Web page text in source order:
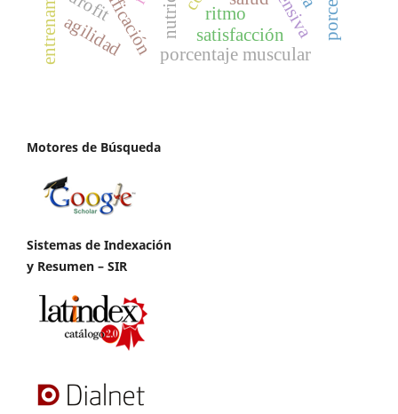
porcentaje muscular
ritmo
satisfacción
agilidad
Motores de Búsqueda
Sistemas de Indexación
y Resumen – SIR